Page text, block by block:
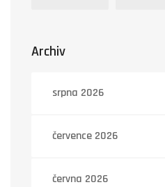
Archiv
srpna 2026
července 2026
června 2026